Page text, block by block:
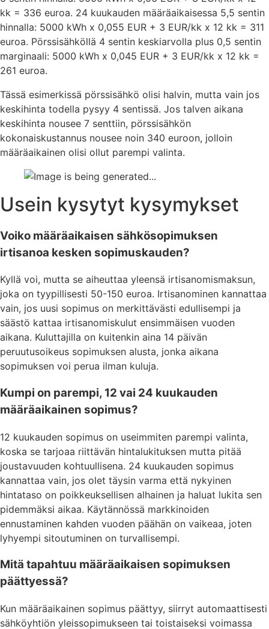
kk = 336 euroa. 24 kuukauden määräaikaisessa 5,5 sentin
hinnalla: 5000 kWh x 0,055 EUR + 3 EUR/kk x 12 kk = 311
euroa. Pörssisähköllä 4 sentin keskiarvolla plus 0,5 sentin
marginaali: 5000 kWh x 0,045 EUR + 3 EUR/kk x 12 kk =
261 euroa.
Tässä esimerkissä pörssisähkö olisi halvin, mutta vain jos
keskihinta todella pysyy 4 sentissä. Jos talven aikana
keskihinta nousee 7 senttiin, pörssisähkön
kokonaiskustannus nousee noin 340 euroon, jolloin
määräaikainen olisi ollut parempi valinta.
Usein kysytyt kysymykset
Voiko määräaikaisen sähkösopimuksen
irtisanoa kesken sopimuskauden?
Kyllä voi, mutta se aiheuttaa yleensä irtisanomismaksun,
joka on tyypillisesti 50-150 euroa. Irtisanominen kannattaa
vain, jos uusi sopimus on merkittävästi edullisempi ja
säästö kattaa irtisanomiskulut ensimmäisen vuoden
aikana. Kuluttajilla on kuitenkin aina 14 päivän
peruutusoikeus sopimuksen alusta, jonka aikana
sopimuksen voi perua ilman kuluja.
Kumpi on parempi, 12 vai 24 kuukauden
määräaikainen sopimus?
12 kuukauden sopimus on useimmiten parempi valinta,
koska se tarjoaa riittävän hintalukituksen mutta pitää
joustavuuden kohtuullisena. 24 kuukauden sopimus
kannattaa vain, jos olet täysin varma että nykyinen
hintataso on poikkeuksellisen alhainen ja haluat lukita sen
pidemmäksi aikaa. Käytännössä markkinoiden
ennustaminen kahden vuoden päähän on vaikeaa, joten
lyhyempi sitoutuminen on turvallisempi.
Mitä tapahtuu määräaikaisen sopimuksen
päättyessä?
Kun määräaikainen sopimus päättyy, siirryt automaattisesti
sähköyhtiön yleissopimukseen tai toistaiseksi voimassa